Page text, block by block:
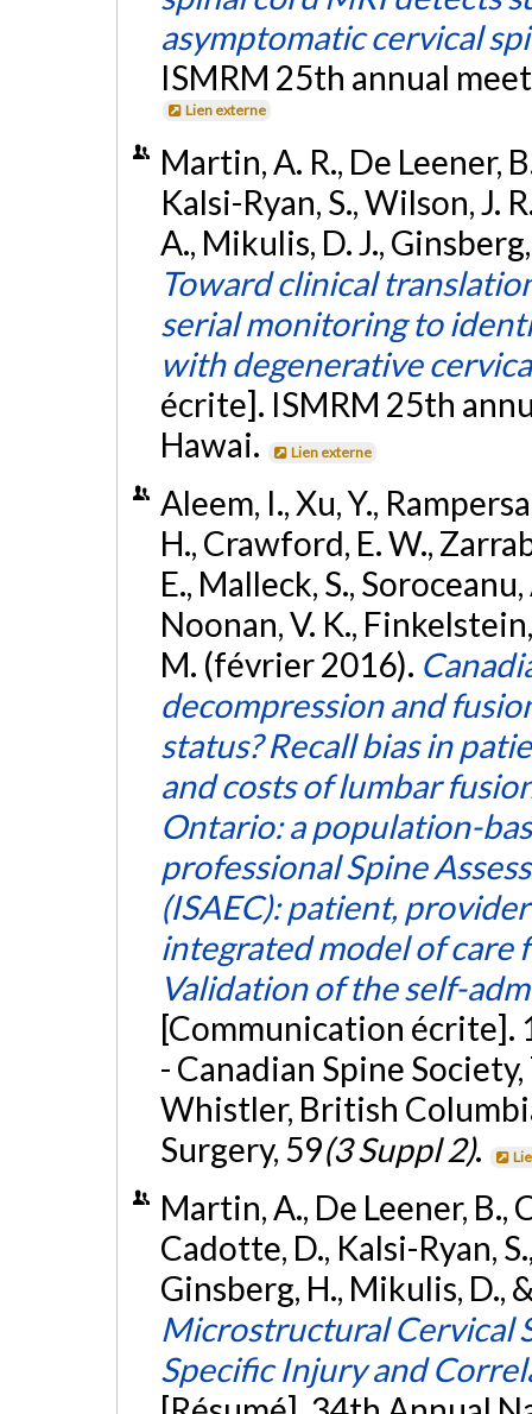
asymptomatic cervical
ISMRM 25th annual
Lien externe
Martin, A. R., De Leener,
Kalsi-Ryan, S., Wilson, J.
A., Mikulis, D. J.,
Toward clinical
serial monitoring to
with degenerative
écrite]. ISMRM 25th
Hawai.
Lien externe
Aleem, I., Xu, Y.,
H., Crawford, E. W.,
E., Malleck, S.,
Noonan, V. K., Finkelstein,
M. (février 2016).
decompression and
status? Recall bias in
and costs of lumbar
Ontario: a population-
professional Spine
(ISAEC): patient,
integrated model of care
Validation of the self-
[Communication écrite].
- Canadian Spine
Whistler, British
Surgery, 59(3 Suppl 2).
Martin, A., De Leener, B.,
Cadotte, D., Kalsi-Ryan,
Ginsberg, H., Mikulis, D.,
Microstructural Cervical
Specific Injury and